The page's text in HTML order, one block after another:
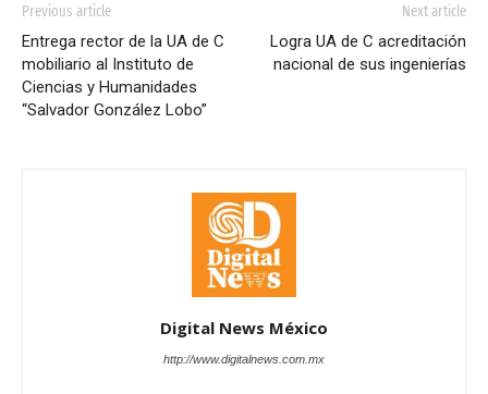
Previous article
Entrega rector de la UA de C
mobiliario al Instituto de
Ciencias y Humanidades
“Salvador González Lobo”
Next article
Logra UA de C acreditación
nacional de sus ingenierías
Digital News México
http://www.digitalnews.com.mx